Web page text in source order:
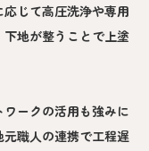
じて高圧洗浄や専用
地が整うことで上塗
ークの活用も強みに
職人の連携で工程遅